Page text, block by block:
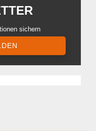
sichern